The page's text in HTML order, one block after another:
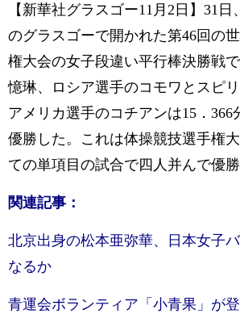
【新華社グラスゴー11月2日】31
のグラスゴーで開かれた第46回の
権大会の女子段違い平行棒決勝戦
憶琳、ロシア選手のコモワとスピ
アメリカ選手のコチアンは15．366
優勝した。これは体操競技選手権
ての単項目の試合で四人并んで優勝
関連記事：
北京出身の松本亜弥華、日本女子
なるか
青運会ボランティア「小青果」が